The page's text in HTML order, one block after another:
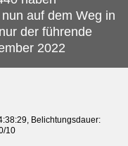
auf dem Weg in
der führende
2022
Belichtungsdauer:
10